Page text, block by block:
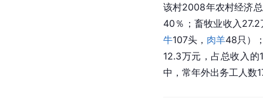
该村2008年农村经济
40％；畜牧业收入
牛107头， 肉羊48只）
12.3万元，占总收入
中，常年外出务工人数